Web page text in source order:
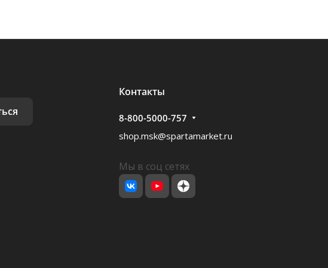
Контакты
8-800-5000-757
shop.msk@spartamarket.ru
Мы в соц сетях